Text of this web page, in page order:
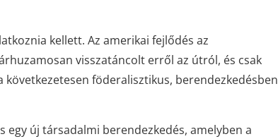
kellett. Az amerikai fejlődés az
visszatáncolt erről az útról, és csak
következetesen föderalisztikus, berendezkedésben
egy új társadalmi berendezkedés, amelyben a